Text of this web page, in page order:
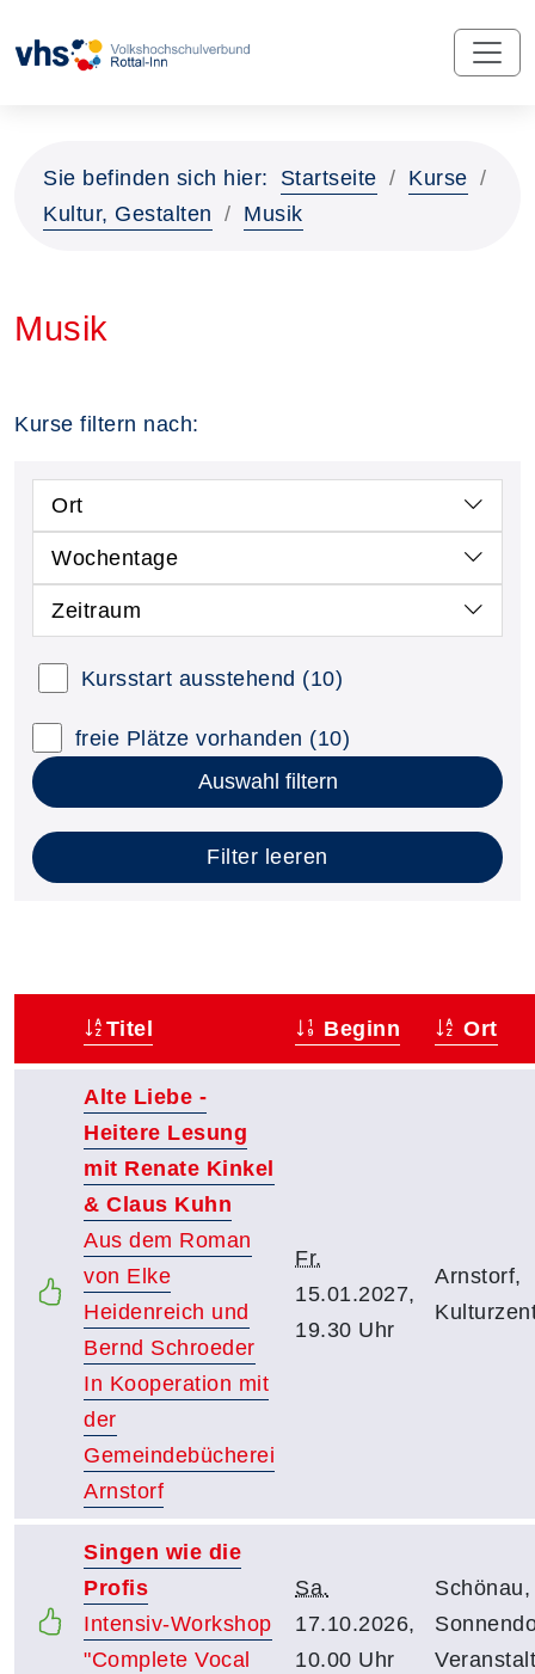
Sie befinden sich hier: Startseite
Kurse
Kultur, Gestalten
Musik
Musik
Kurse filtern nach:
Ort
Wochentage
Zeitraum
Kursstart ausstehend (10)
freie Plätze vorhanden (10)
Auswahl filtern
Filter leeren
Titel Beginn Ort
Alte Liebe -
Heitere Lesung
mit Renate Kinkel
& Claus Kuhn
Aus dem Roman
von Elke
Heidenreich und
Bernd Schroeder
In Kooperation mit
der
Gemeindebücherei
Arnstorf
Fr.
15.01.2027,
19.30 Uhr
Arnstorf,
Singen wie die
Profis
Intensiv-Workshop
"Complete Vocal
Sa.
17.10.2026,
10.00 Uhr
Schönau,